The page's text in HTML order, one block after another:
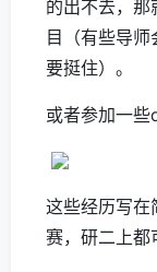
的出不去，
目（有些导
要挺住）。
或者参加一些
这些经历写在
赛，研二上都